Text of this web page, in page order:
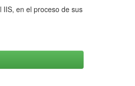
en el proceso de sus